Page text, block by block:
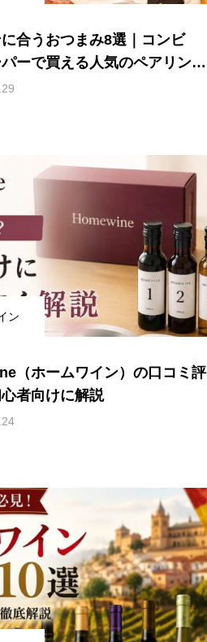
合うおつまみ8選｜コンビ
ーで買える人気のペアリング
ン
（ホームワイン）の口コミ評
者向けに解説